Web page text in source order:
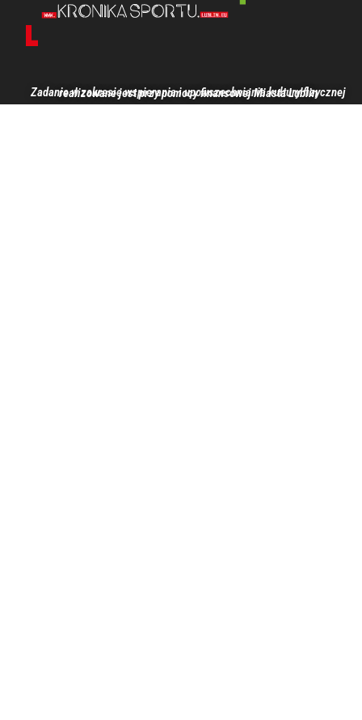
Zadanie w zakresie wspierania i upowszechniania kultury fizycznej realizowane jest przy pomocy finansowej Miasta Lublin